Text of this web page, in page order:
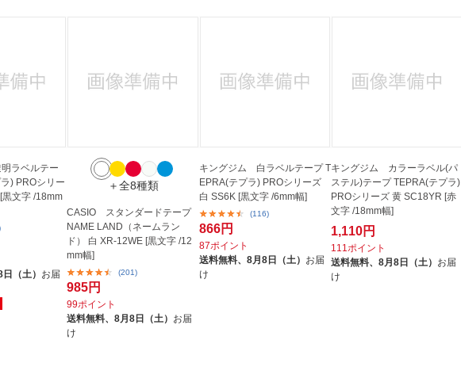
ラベルテー
) PROシリー
黒文字 /18mm
（土） お届
＋全8種類
CASIO スタンダードテープ
NAME LAND（ネームラン
ド） 白 XR-12WE [黒文字 /12
mm幅]
(201)
985円
99ポイント
送料無料、8月8日（土） お届
け
キングジム 白ラベルテープ T
EPRA(テプラ) PROシリーズ
白 SS6K [黒文字 /6mm幅]
(116)
866円
87ポイント
送料無料、 8月8日（土） お届
け
キングジム カラーラベル(パ
ステル)テープ TEPRA(テプラ)
PROシリーズ 黄 SC18YR [赤
文字 /18mm幅]
1,110円
111ポイント
送料無料、8月8日（土） お届
け